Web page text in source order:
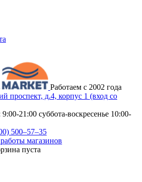
Работаем с 2002 года
проспект, д.4, корпус 1 (вход со
9:00-21:00 суббота-воскресенье 10:00-
500–57–35
магазинов
пуста